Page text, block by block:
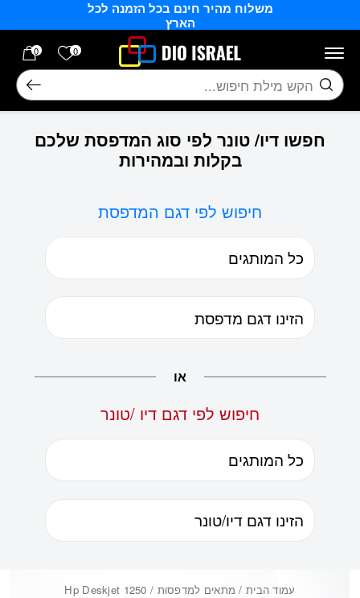
משלוח מהיר חינם בכל הזמנה לכל
הארץ
0 הרשימה
0
חיפוש
חפשו דיו/ טונר לפי סוג המדפסת שלכם
בקלות ובמהירות
חיפוש לפי דגם המדפסת
או
חיפוש לפי דגם דיו /טונר
עמוד הבית / מתאים למדפסות / Hp Deskjet 1250